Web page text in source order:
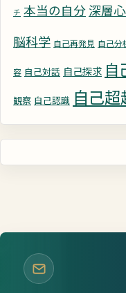
チ 本当の自分 深層
脳科学 自己再発見 自己分
容 自己対話 自己探求 自
観察 自己認識 自己超